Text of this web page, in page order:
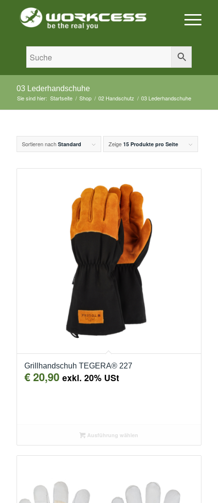
03 Lederhandschuhe
Sie sind hier: Startseite / Shop / 02 Handschutz / 03 Lederhandschuhe
Sortieren nach Standard Zeige 15 Produkte pro Seite
Grillhandschuh TEGERA® 227
€20,90 exkl. 20% USt
Ausführung wählen